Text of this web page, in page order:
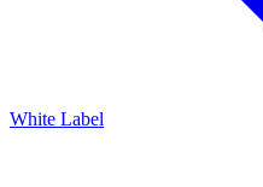
White Label